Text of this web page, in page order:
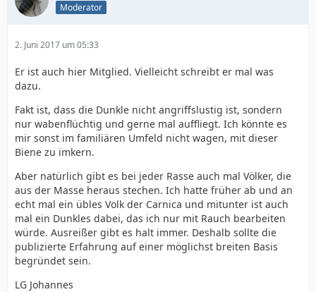
Moderator
2. Juni 2017 um 05:33
Er ist auch hier Mitglied. Vielleicht schreibt er mal was
dazu.
Fakt ist, dass die Dunkle nicht angriffslustig ist, sondern
nur wabenflüchtig und gerne mal auffliegt. Ich könnte es
mir sonst im familiären Umfeld nicht wagen, mit dieser
Biene zu imkern.
Aber natürlich gibt es bei jeder Rasse auch mal Völker, die
aus der Masse heraus stechen. Ich hatte früher ab und an
echt mal ein übles Volk der Carnica und mitunter ist auch
mal ein Dunkles dabei, das ich nur mit Rauch bearbeiten
würde. Ausreißer gibt es halt immer. Deshalb sollte die
publizierte Erfahrung auf einer möglichst breiten Basis
begründet sein.
LG Johannes